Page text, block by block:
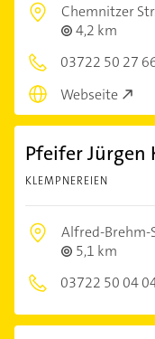
Chemnitzer
4,2 km
03722 50 27
Webseite
Pfeifer Jürgen
KLEMPNEREIEN
Alfred-Brehm-
5,1 km
03722 50 04